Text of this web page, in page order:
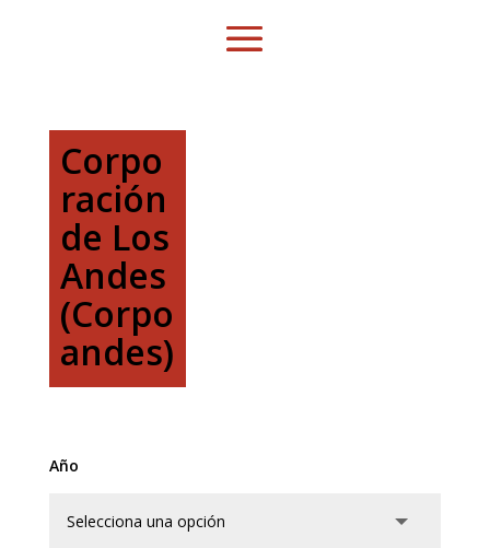
Corpo
ración
de Los
Andes
(Corpo
andes)
Año